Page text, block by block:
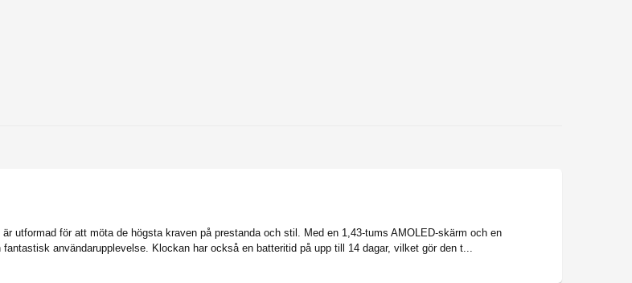
utformad för att möta de högsta kraven på prestanda och stil. Med en 1,43-tums AMOLED-skärm och en
användarupplevelse. Klockan har också en batteritid på upp till 14 dagar, vilket gör den t...